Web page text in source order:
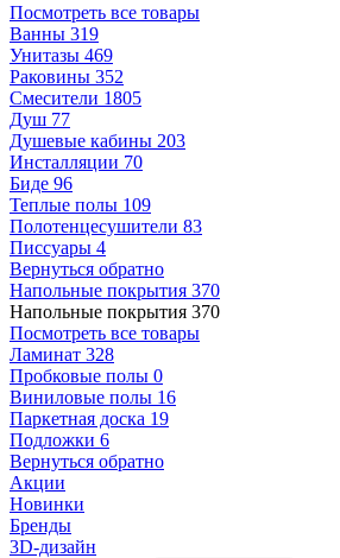
Посмотреть все товары
Ванны 319
Унитазы 469
Раковины 352
Смесители 1805
Душ 77
Душевые кабины 203
Инсталляции 70
Биде 96
Теплые полы 109
Полотенцесушители 83
Писсуары 4
Вернуться обратно
Напольные покрытия 370
Напольные покрытия 370
Посмотреть все товары
Ламинат 328
Пробковые полы 0
Виниловые полы 16
Паркетная доска 19
Подложки 6
Вернуться обратно
Акции
Новинки
Бренды
3D-дизайн